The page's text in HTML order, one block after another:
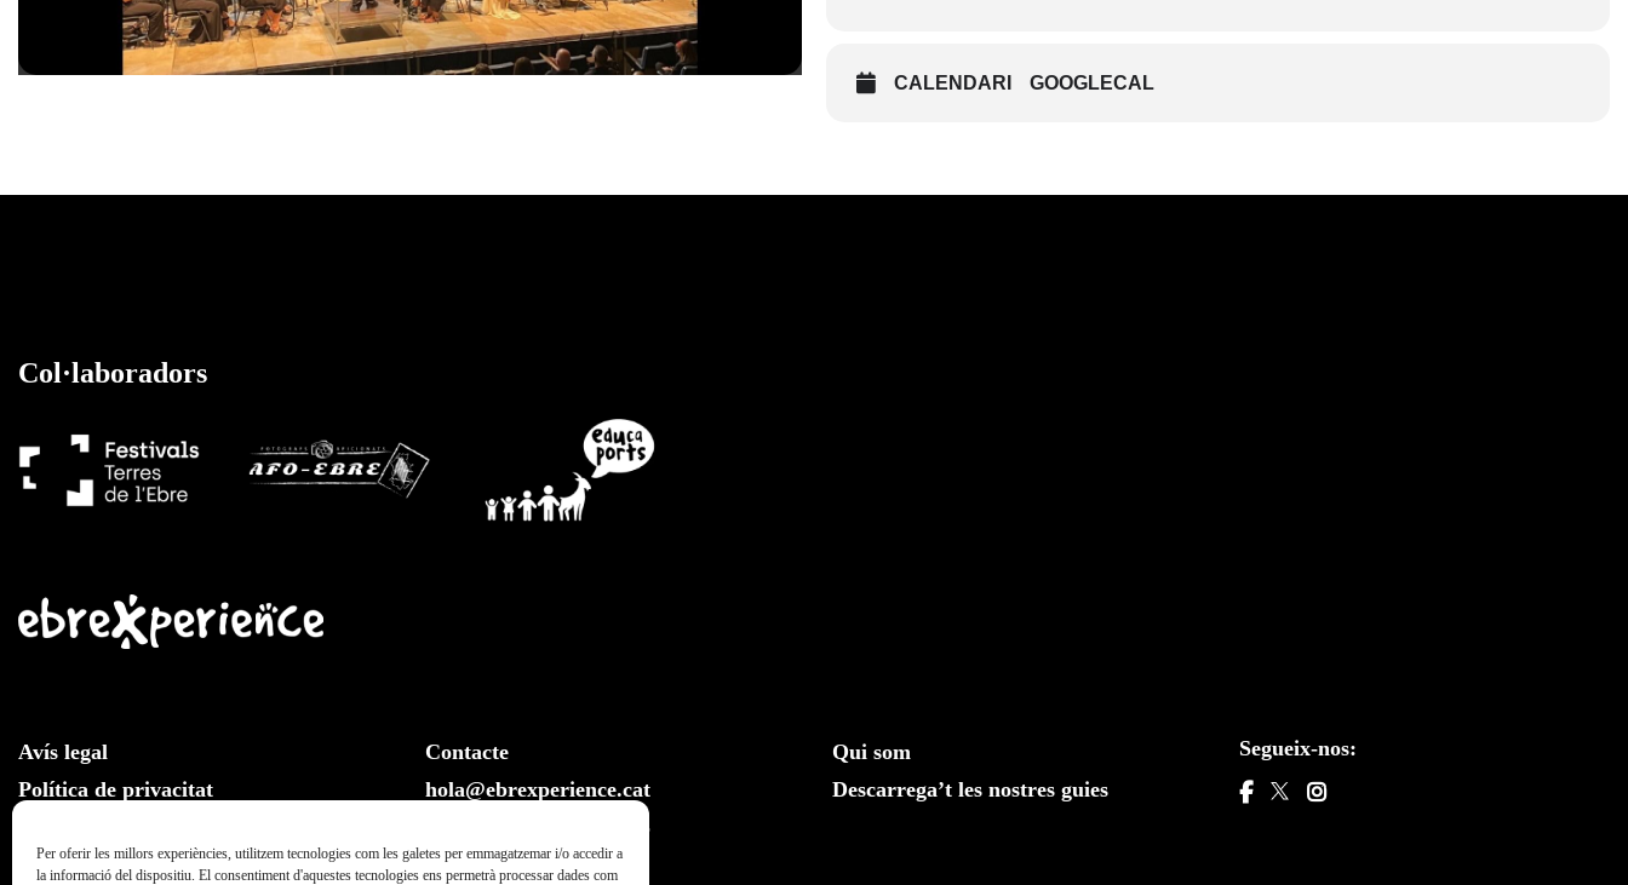
Per oferir les millors experiències, utilitzem tecnologies com les galetes per emmagatzemar i/o accedir a
la informació del dispositiu. El consentiment d'aquestes tecnologies ens permetrà processar dades com
CALENDARI GOOGLECAL
Col·laboradors
Avís legal
Política de privacitat
Contacte
hola@ebrexperience.cat
610 20 33 25
Qui som
Descarrega’t les nostres guies
Segueix-nos: